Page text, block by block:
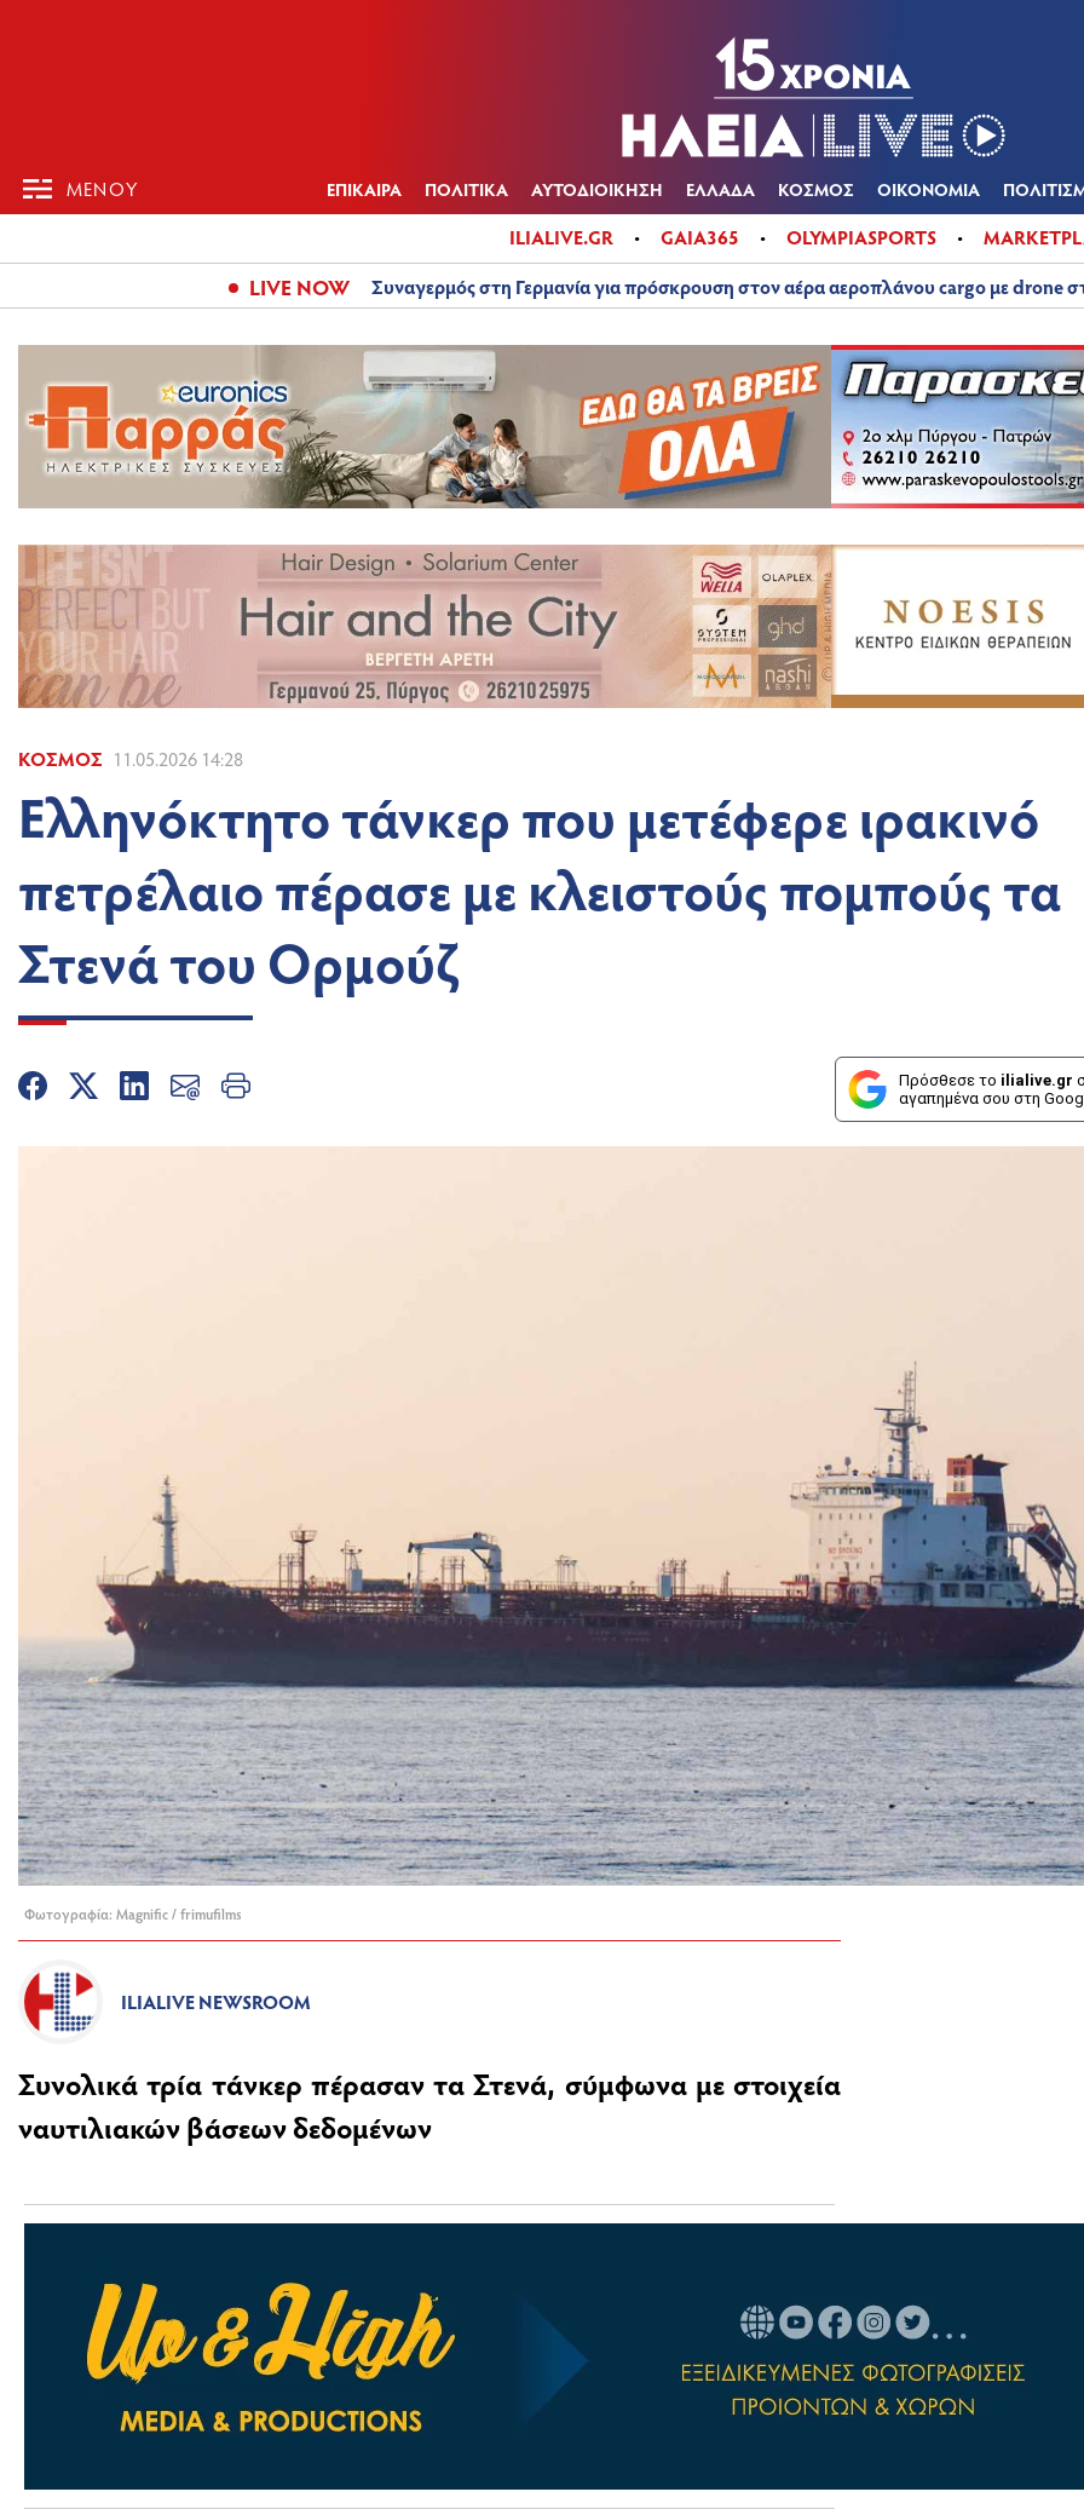
ΜΕΝΟΥ ΕΠΙΚΑΙΡΑ ΠΟΛΙΤΙΚΑ ΑΥΤΟΔΙΟΙΚΗΣΗ ΕΛΛΑΔΑ ΚΟΣΜΟΣ ΟΙΚΟΝΟΜΙΑ
ILIALIVE.GR GAIA365 OLYMPIASPORTS
LIVE NOW Συναγερμός στη Γερμανία για πρόσκρουση στον αέρα αεροπλάνου cargo με drone
ΚΌΣΜΟΣ 11.05.2026 14:28
Ελληνόκτητο τάνκερ που μετέφερε ιρακινό
πετρέλαιο πέρασε με κλειστούς πομπούς τα
Στενά του Ορμούζ
Πρόσθεσε το ilialive.gr
αγαπημένα σου στη
Φωτογραφία: Magnific / frimufilms
ILIALIVE NEWSROOM
Συνολικά τρία τάνκερ πέρασαν τα Στενά, σύμφωνα με στοιχεία
ναυτιλιακών βάσεων δεδομένων